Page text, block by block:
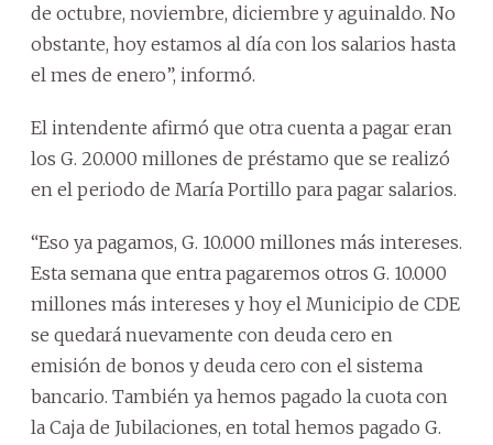
de octubre, noviembre, diciembre y aguinaldo. No
obstante, hoy estamos al día con los salarios hasta
el mes de enero”, informó.
El intendente afirmó que otra cuenta a pagar eran
los G. 20.000 millones de préstamo que se realizó
en el periodo de María Portillo para pagar salarios.
“Eso ya pagamos, G. 10.000 millones más intereses.
Esta semana que entra pagaremos otros G. 10.000
millones más intereses y hoy el Municipio de CDE
se quedará nuevamente con deuda cero en
emisión de bonos y deuda cero con el sistema
bancario. También ya hemos pagado la cuota con
la Caja de Jubilaciones, en total hemos pagado G.